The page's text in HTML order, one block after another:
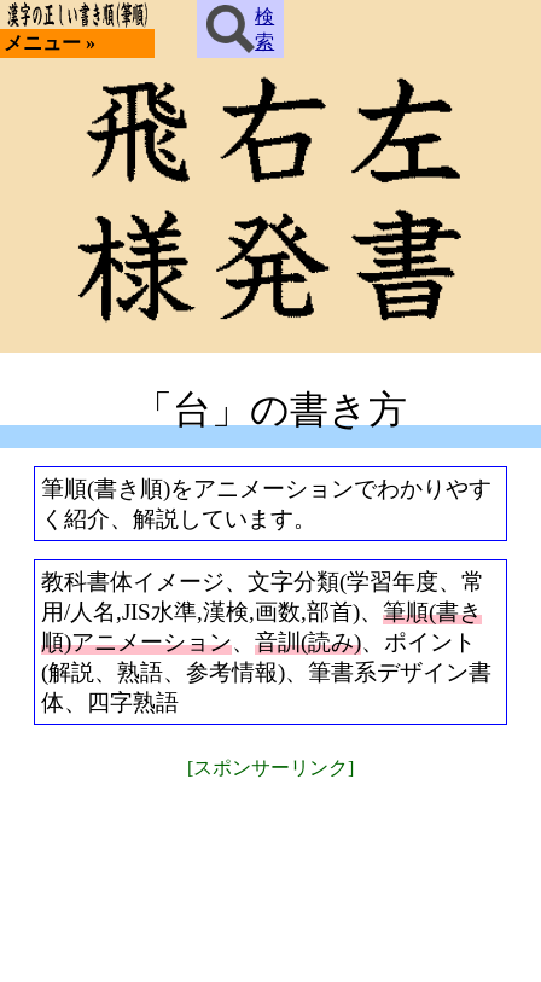
メニュー »
検
索
「台」の書き方
筆順(書き順)をアニメーションでわかりやす
く紹介、解説しています。
教科書体イメージ、文字分類(学習年度、常
用/人名,JIS水準,漢検,画数,部首)、 筆順(書き
順)アニメーション、 音訓(読み)、ポイント
(解説、熟語、参考情報)、筆書系デザイン書
体、四字熟語
[スポンサーリンク]